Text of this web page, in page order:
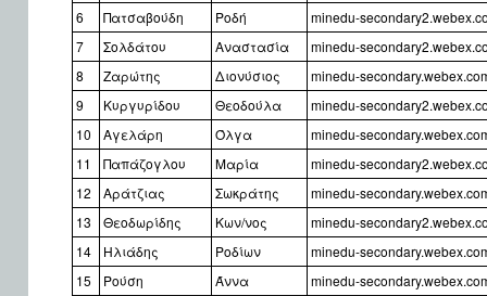
6
Πατσαβούδη Ροδή
minedu-
7
Σολδάτου Αναστασία
minedu-
8
Ζαρώτης Διονύσιος
minedu-
9
Κυργυρίδου Θεοδούλα
minedu-
10
Αγελάρη Όλγα
minedu-
11
Παπάζογλου Μαρία
minedu-
12
Αράτζιας Σωκράτης
minedu-
13
Θεοδωρίδης Κων/νος
minedu-
14
Ηλιάδης Ροδίων
minedu-
15
Ρούση Άννα
minedu-